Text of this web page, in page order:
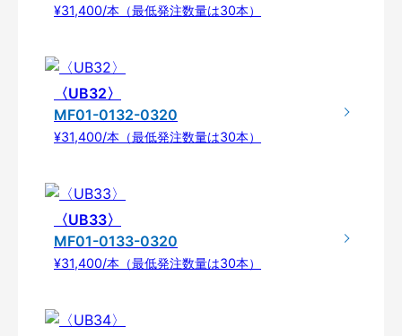
¥31,400/本（最低発注数量は30本）
〈UB32〉
MF01-0132-0320
¥31,400/本（最低発注数量は30本）
〈UB33〉
MF01-0133-0320
¥31,400/本（最低発注数量は30本）